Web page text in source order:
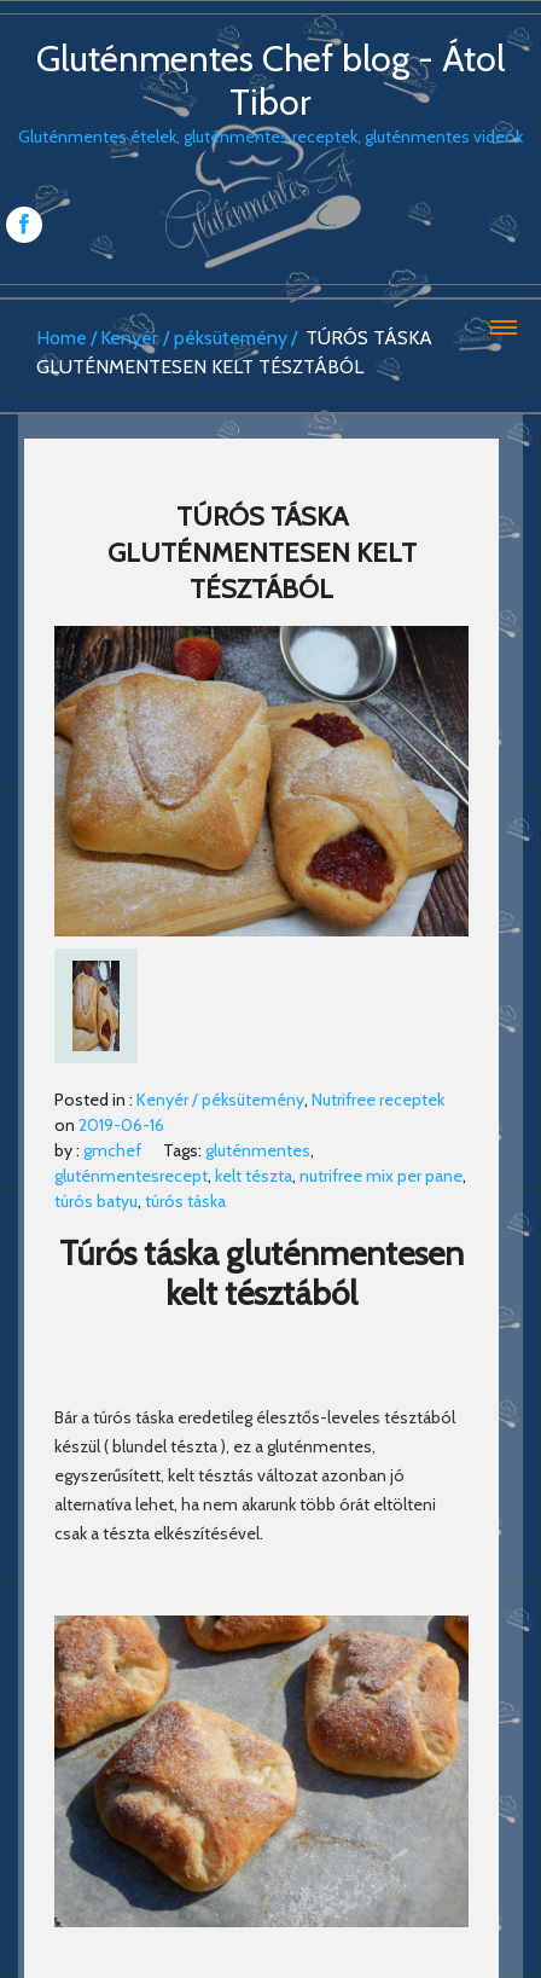
Gluténmentes Chef blog - Átol
Tibor
Gluténmentes ételek, gluténmentes receptek, gluténmentes videók
Home Kenyér / péksütemény
TÚRÓS TÁSKA
GLUTÉNMENTESEN KELT TÉSZTÁBÓL
TÚRÓS TÁSKA
GLUTÉNMENTESEN KELT
TÉSZTÁBÓL
Posted in : Kenyér / péksütemény, Nutrifree receptek
on 2019-06-16
by : gmchef Tags: gluténmentes,
gluténmentesrecept, kelt tészta, nutrifree mix per pane,
túrós batyu, túrós táska
Túrós táska gluténmentesen
kelt tésztából
Bár a túrós táska eredetileg élesztős-leveles tésztából
készül ( blundel tészta ), ez a gluténmentes,
egyszerűsített, kelt tésztás változat azonban jó
alternatíva lehet, ha nem akarunk több órát eltölteni
csak a tészta elkészítésével.